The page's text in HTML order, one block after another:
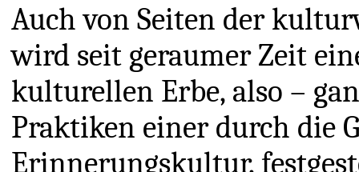
Auch von Seiten der
wird seit geraumer Zeit
kulturellen Erbe, also –
Praktiken einer durch die
Erinnerungskultur,